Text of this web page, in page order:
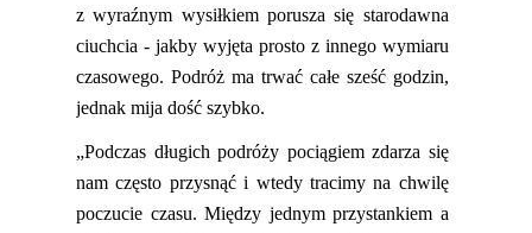
z wyraźnym wysiłkiem porusza się starodawna
ciuchcia -jakby wyjęta prosto z innego wymiaru
czasowego. Podróż ma trwać całe sześć godzin,
jednak mija dość szybko.
„Podczas długich podróży pociągiem zdarza się
nam często przysnąć i wtedy tracimy na chwilę
poczucie czasu. Między jednym przystankiem a